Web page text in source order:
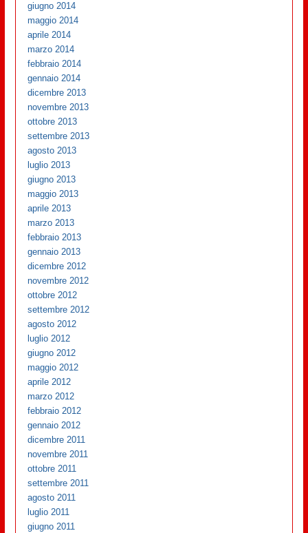
giugno 2014
maggio 2014
aprile 2014
marzo 2014
febbraio 2014
gennaio 2014
dicembre 2013
novembre 2013
ottobre 2013
settembre 2013
agosto 2013
luglio 2013
giugno 2013
maggio 2013
aprile 2013
marzo 2013
febbraio 2013
gennaio 2013
dicembre 2012
novembre 2012
ottobre 2012
settembre 2012
agosto 2012
luglio 2012
giugno 2012
maggio 2012
aprile 2012
marzo 2012
febbraio 2012
gennaio 2012
dicembre 2011
novembre 2011
ottobre 2011
settembre 2011
agosto 2011
luglio 2011
giugno 2011